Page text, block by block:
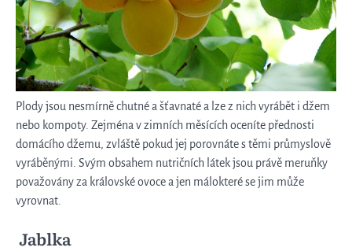
Plody jsou nesmírně chutné a šťavnaté a lze z nich vyrábět i džem
nebo kompoty. Zejména v zimních měsících oceníte přednosti
domácího džemu, zvláště pokud jej porovnáte s těmi průmyslově
vyráběnými. Svým obsahem nutričních látek jsou právě meruňky
považovány za královské ovoce a jen málokteré se jim může
vyrovnat.
Jablka